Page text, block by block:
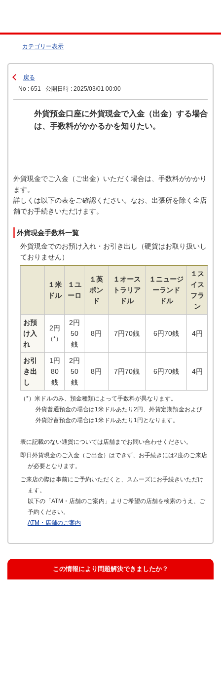
カテゴリー表示
戻る
No : 651
公開日時 : 2025/03/01 00:00
外貨預金口座に外貨現金で入金（出金）する場合
は、手数料がかかるかを知りたい。
外貨現金でご入金（ご出金）いただく場合は、手数料がかかり
ます。
詳しくは以下の表をご確認ください。なお、出張所を除く全店
舗でお手続きいただけます。
外貨現金手数料一覧
外貨現金でのお預け入れ・お引き出し（硬貨はお取り扱いし
ておりません）
１米
ドル
１ユ
ーロ
１英
ポン
ド
１オース
トラリア
ドル
１ニュージ
ーランド
ドル
１ス
イス
フラ
ン
お預
け入
れ
2円
（*）
2円
50
銭
8円 7円70銭 6円70銭 4円
お引
き出
し
1円
80
銭
2円
50
銭
8円 7円70銭 6円70銭 4円
（*）米ドルのみ、預金種類によって手数料が異なります。
外貨普通預金の場合は1米ドルあたり2円、外貨定期預金および
外貨貯蓄預金の場合は1米ドルあたり1円となります。
表に記載のない通貨については店舗までお問い合わせください。
即日外貨現金のご入金（ご出金）はできず、お手続きには2度のご来店
が必要となります。
ご来店の際は事前にご予約いただくと、スムーズにお手続きいただけ
ます。
以下の「ATM・店舗のご案内」よりご希望の店舗を検索のうえ、ご
予約ください。
ATM・店舗のご案内
この情報により問題解決できましたか？